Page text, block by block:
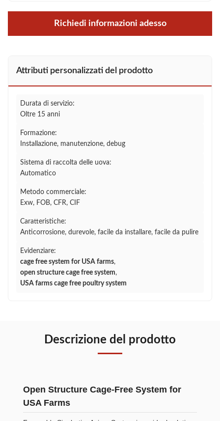
Richiedi informazioni adesso
Attributi personalizzati del prodotto
Durata di servizio:
Oltre 15 anni
Formazione:
Installazione, manutenzione, debug
Sistema di raccolta delle uova:
Automatico
Metodo commerciale:
Exw, FOB, CFR, CIF
Caratteristiche:
Anticorrosione, durevole, facile da installare, facile da pulire
Evidenziare:
cage free system for USA farms,
open structure cage free system,
USA farms cage free poultry system
Descrizione del prodotto
Open Structure Cage-Free System for
USA Farms